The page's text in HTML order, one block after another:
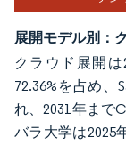
展開モデル別：
クラウド展開
72.36%を占め
れ、2031年まで
バラ大学は2025